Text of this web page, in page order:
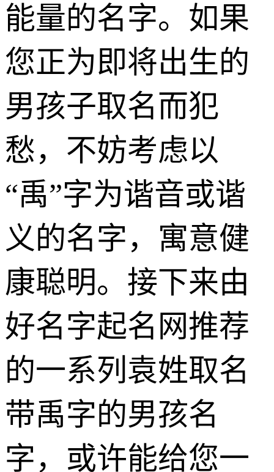
能量的名字。如果
您正为即将出生的
男孩子取名而犯
愁，不妨考虑以
“禹”字为谐音或谐
义的名字，寓意健
康聪明。接下来由
好名字起名网推荐
的一系列袁姓取名
带禹字的男孩名
字，或许能给您一